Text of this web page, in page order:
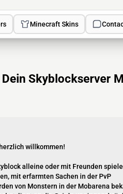
Minecraft Skins
Skyblockserver
willkommen!
alleine oder mit Freunden
mit erfarmten Sachen in der PvP
von Monstern in der Mobarena